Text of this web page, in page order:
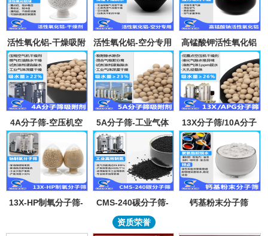
活性氧化铝-干燥吸附
活性氧化铝-空分专用
吸附剂
高锰酸钾活性氧化铝
4A分子筛-空压机空
气气体吸水干燥颗粒-
溶剂试剂深度除水分
子筛吸附球
5A分子筛-工业气体
吸附纯化-溶剂深度除
水-混合气吸附分离
13X分子筛/10A分子
筛-lpglng燃气干燥除
异味除杂-空气低露点
干燥
13X-HP制氧分子筛-
筛95氧浓度-制氧钠分
CMS-240碳分子筛-
工业制氮机吸附剂炭
分子筛-99.999%浓度
钙基粉末分子筛
资质荣誉